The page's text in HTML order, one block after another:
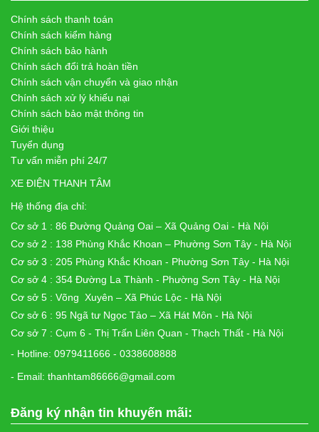
Chính sách thanh toán
Chính sách kiểm hàng
Chính sách bảo hành
Chính sách đổi trả hoàn tiền
Chính sách vận chuyển và giao nhận
Chính sách xử lý khiếu nại
Chính sách bảo mật thông tin
Giới thiệu
Tuyển dụng
Tư vấn miễn phí 24/7
XE ĐIỆN THANH TÂM
Hệ thống địa chỉ:
Cơ sở 1 : 86 Đường Quảng Oai – Xã Quảng Oai - Hà Nội
Cơ sở 2 : 138 Phùng Khắc Khoan – Phường Sơn Tây - Hà Nội
Cơ sở 3 : 205 Phùng Khắc Khoan - Phường Sơn Tây - Hà Nội
Cơ sở 4 : 354 Đường La Thành - Phường Sơn Tây - Hà Nội
Cơ sở 5 : Võng Xuyên – Xã Phúc Lộc - Hà Nội
Cơ sở 6 : 95 Ngã tư Ngọc Tảo – Xã Hát Môn - Hà Nội
Cơ sở 7 : Cụm 6 - Thị Trấn Liên Quan - Thạch Thất - Hà Nội
- Hotline: 0979411666 - 0338608888
- Email: thanhtam86666@gmail.com
Đăng ký nhận tin khuyến mãi: